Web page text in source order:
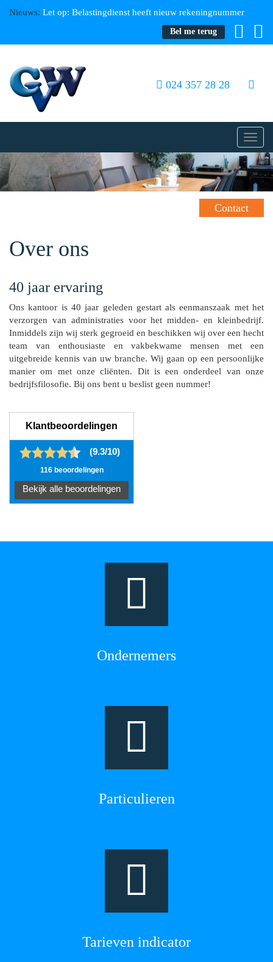
Nieuws: Let op: Belastingdienst heeft nieuw rekeningnummer
Bel me terug
024 357 28 28
Contact
Over ons
40 jaar ervaring
Ons kantoor is 40 jaar geleden gestart als eenmanszaak met het
verzorgen van administraties voor het midden- en kleinbedrijf.
Inmiddels zijn wij sterk gegroeid en beschikken wij over een hecht
team van enthousiaste en vakbekwame mensen met een
uitgebreide kennis van uw branche. Wij gaan op een persoonlijke
manier om met onze cliënten. Dit is een onderdeel van onze
bedrijfsfilosofie. Bij ons bent u beslist geen nummer!
Ondernemers
Particulieren
Tarieven indicator